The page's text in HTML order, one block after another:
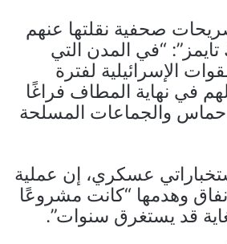
صحفية نقلتها عنهم
“في المدن التي
الإسرائيلية لفترة
في نهاية المطاف فراغًا
حماس والجماعات المسلحة
عسكري، إن عملية
وهدمها “كانت مشروعًا
قد يستغرق سنوات”.